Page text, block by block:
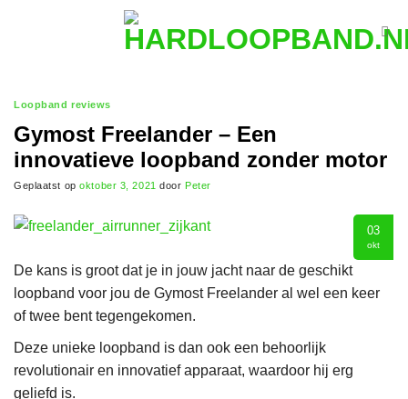
Loopband reviews
Gymost Freelander – Een
innovatieve loopband zonder motor
Geplaatst opoktober 3, 2021 door Peter
03
okt
De kans is groot dat je in jouw jacht naar de geschikt
loopband voor jou de Gymost Freelander al wel een keer
of twee bent tegengekomen.
Deze unieke loopband is dan ook een behoorlijk
revolutionair en innovatief apparaat, waardoor hij erg
geliefd is.